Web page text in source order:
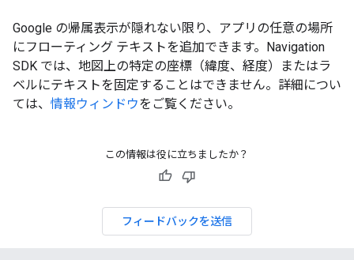
Google の帰属表示が隠れない限り、アプリの任意の場所
にフローティング テキストを追加できます。Navigation
SDK では、地図上の特定の座標（緯度、経度）またはラ
ベルにテキストを固定することはできません。詳細につい
ては、 情報ウィンドウをご覧ください。
この情報は役に立ちましたか？
フィードバックを送信